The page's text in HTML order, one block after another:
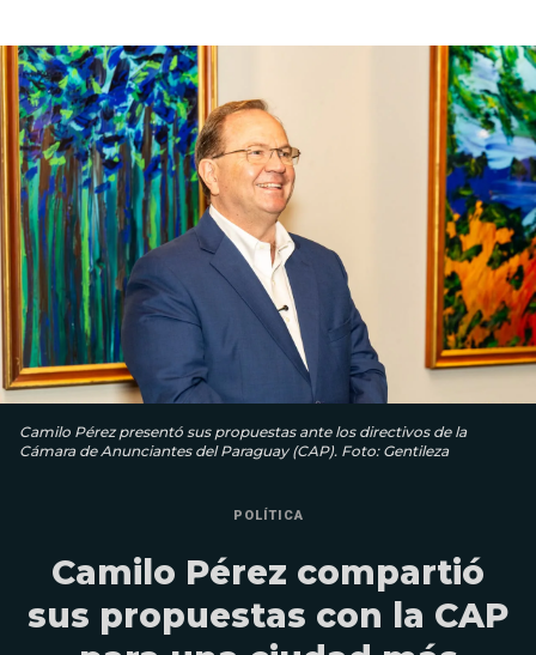
Camilo Pérez presentó sus propuestas ante los directivos de la
Cámara de Anunciantes del Paraguay (CAP). Foto: Gentileza
POLÍTICA
Camilo Pérez compartió
sus propuestas con la CAP